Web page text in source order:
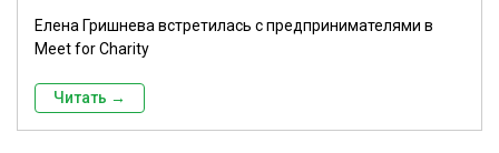
Елена Гришнева встретилась с предпринимателями в
Meet for Charity
Читать →